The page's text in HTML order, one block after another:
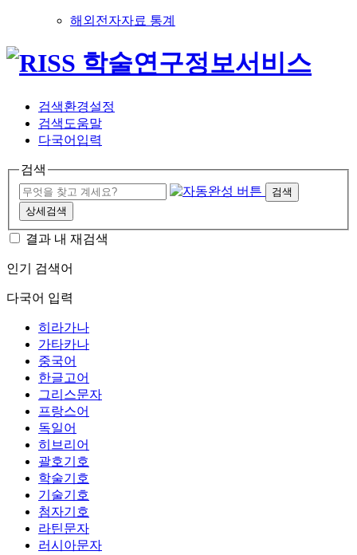
해외전자자료 통계
검색환경설정
검색도움말
다국어입력
검색
검색
상세검색
결과 내 재검색
인기 검색어
다국어 입력
히라가나
가타카나
중국어
한글고어
그리스문자
프랑스어
독일어
히브리어
괄호기호
학술기호
기술기호
첨자기호
라틴문자
러시아문자